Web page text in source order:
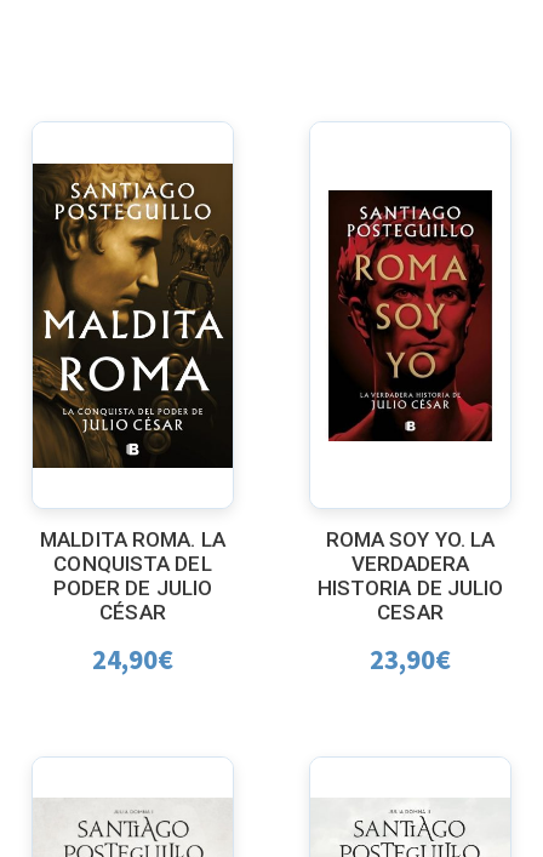
MALDITA ROMA. LA
CONQUISTA DEL
PODER DE JULIO
CÉSAR
24,90€
ROMA SOY YO. LA
VERDADERA
HISTORIA DE JULIO
CESAR
23,90€